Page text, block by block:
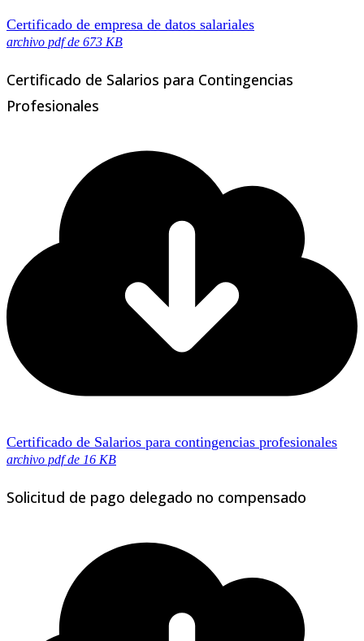
Certificado de empresa de datos salariales
archivo pdf de 673 KB
Certificado de Salarios para Contingencias
Profesionales
Certificado de Salarios para contingencias profesionales
archivo pdf de 16 KB
Solicitud de pago delegado no compensado